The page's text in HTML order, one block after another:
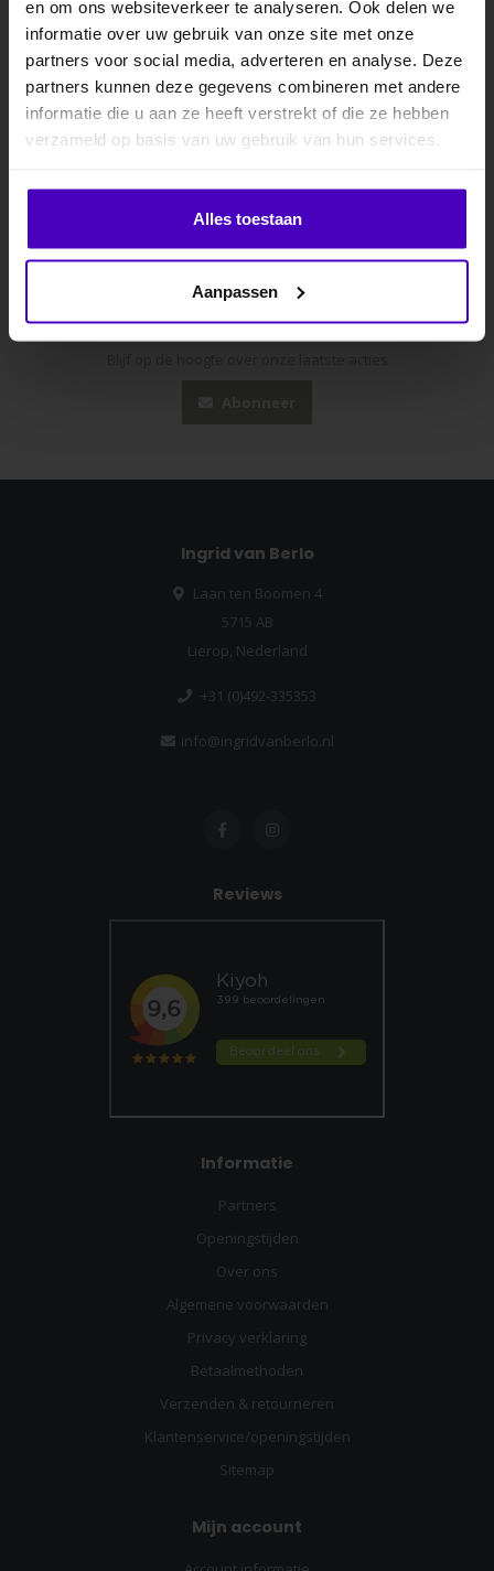
en om ons websiteverkeer te analyseren. Ook delen we
informatie over uw gebruik van onze site met onze
partners voor social media, adverteren en analyse. Deze
partners kunnen deze gegevens combineren met andere
informatie die u aan ze heeft verstrekt of die ze hebben
verzameld op basis van uw gebruik van hun services.
Alles toestaan
Aanpassen
Specificaties
Gerelateerde producten
Abonneer je op onze nieuwsbrief
Ingrid van Berlo
Laan ten Boomen 4
5715 AB
Lierop, Nederland
+31 (0)492-335353
info@ingridvanberlo.nl
Reviews
Informatie
Partners
Openingstijden
Over ons
Algemene voorwaarden
Privacy verklaring
Betaalmethoden
Verzenden & retourneren
Klantenservice/openingstijden
Sitemap
Mijn account
10% KORTING
.